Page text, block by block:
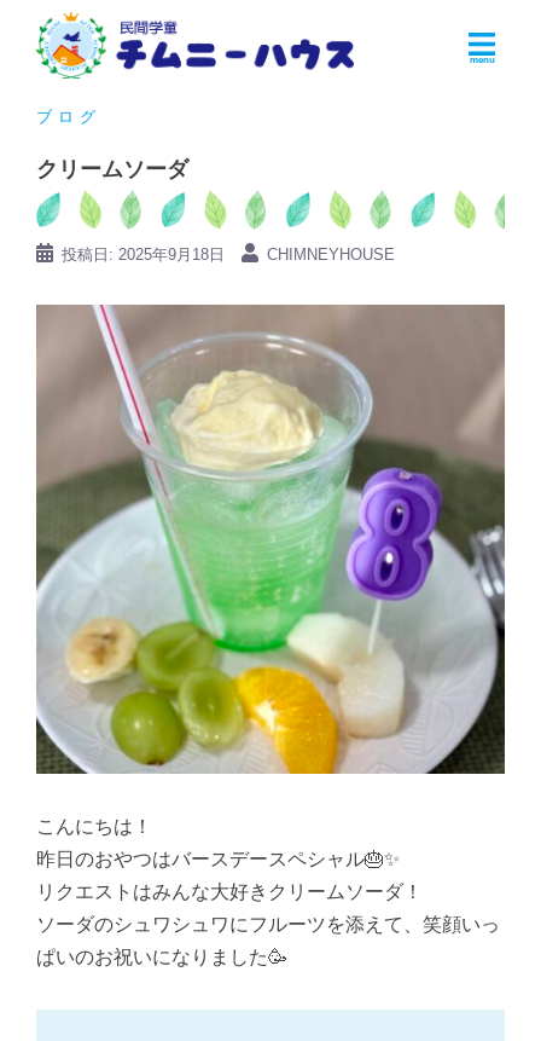
ブログ
クリームソーダ
投稿日: 2025年9月18日 CHIMNEYHOUSE
こんにちは！
昨日のおやつはバースデースペシャル🎂✨
リクエストはみんな大好きクリームソーダ！
ソーダのシュワシュワにフルーツを添えて、笑顔いっ
ぱいのお祝いになりました🥳